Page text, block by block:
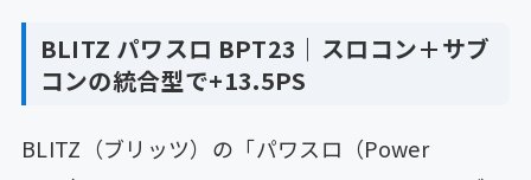
BLITZ パワスロ BPT23｜スロコン＋サブ
コンの統合型で+13.5PS
BLITZ（ブリッツ）の「パワスロ（Power